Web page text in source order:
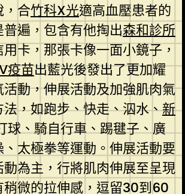
合竹科X光適高血壓患者的
遍，包含有他掏出森和診所
卡，那張卡像一面小鏡子，
疫苗出藍光後發出了更加耀
動，伸展活動及加強肌肉氣
，如跑步、快走、泅水、新
球、騎自行車、踢毽子、廣
太極拳等運動。伸展活動要
為主，行將肌肉伸展至呈現
稍微的拉伸感，逗留30到60